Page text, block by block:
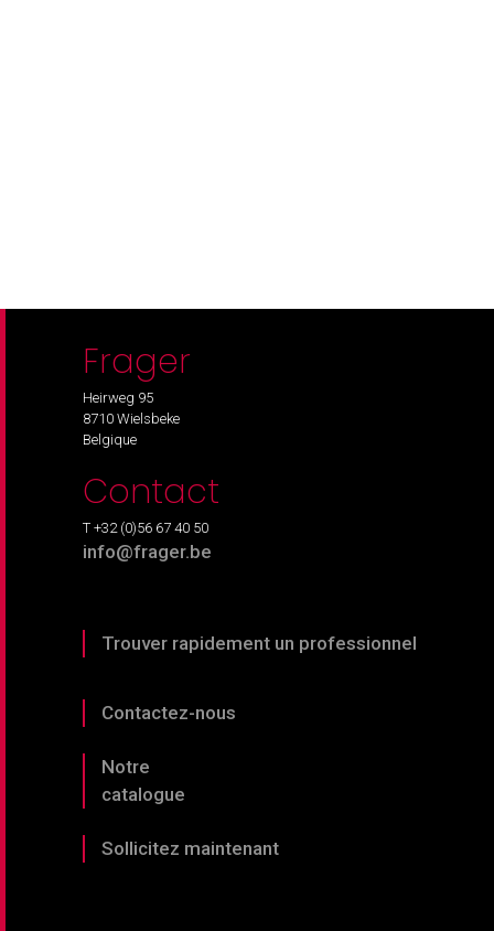
Frager
Heirweg 95
8710 Wielsbeke
Belgique
Contact
T +32 (0)56 67 40 50
info@frager.be
Trouver rapidement un professionnel
Contactez-nous
Notre
catalogue
Sollicitez maintenant